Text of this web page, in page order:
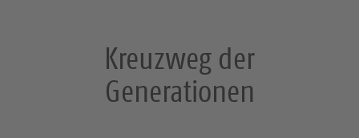
Kreuzweg der
Generationen